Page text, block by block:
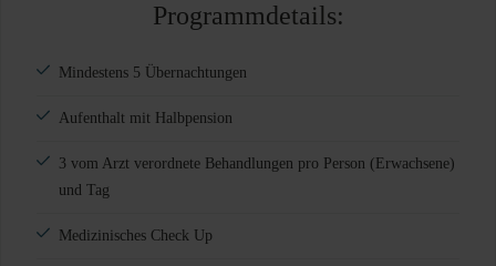
Programmdetails:
Mindestens 5 Übernachtungen
Aufenthalt mit Halbpension
3 vom Arzt verordnete Behandlungen pro Person (Erwachsene)
und Tag
Medizinisches Check Up